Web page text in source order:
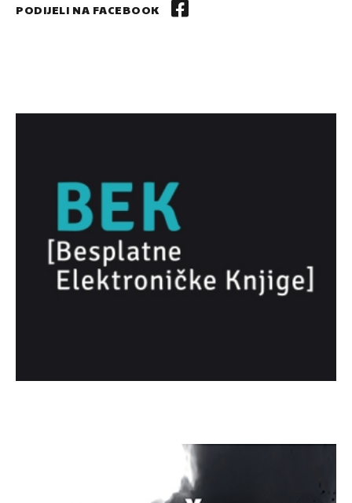
PODIJELI NA FACEBOOK